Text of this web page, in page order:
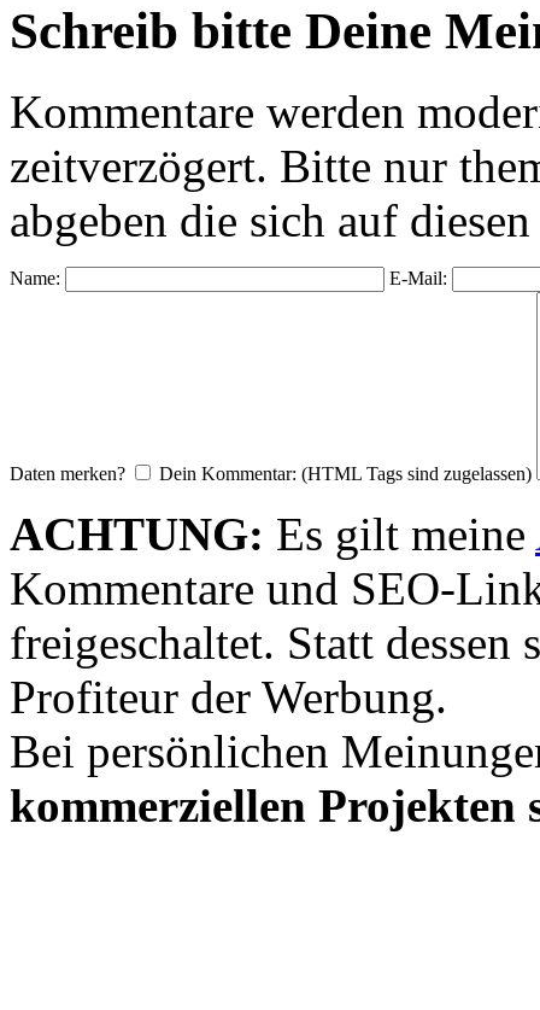
Schreib bitte Deine
Kommentare werden
zeitverzögert. Bitte nur
abgeben die sich auf
Name: E-Mail:
Daten merken? Dein Kommentar: (HTML Tags sind zugelassen)
ACHTUNG: Es gilt meine
Kommentare und SEO-
freigeschaltet. Statt dessen
Profiteur der Werbung.
Bei persönlichen
kommerziellen Projekten